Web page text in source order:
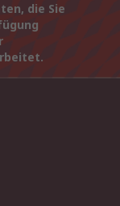
die Sie